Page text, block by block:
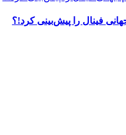
فینال را پیش‌بینی کرد!؟